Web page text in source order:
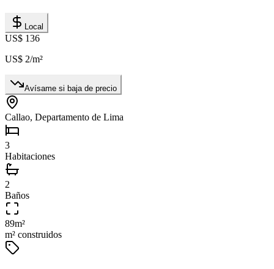
Local
US$ 136
US$ 2/m²
Avísame si baja de precio
Callao, Departamento de Lima
3
Habitaciones
2
Baños
89m²
m² construidos